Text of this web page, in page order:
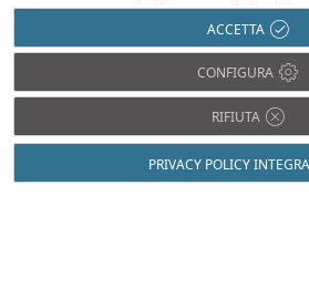
Per la tua
newsletter
ACCETTA
CONFIGURA
RIFIUTA
PRIVACY POLICY